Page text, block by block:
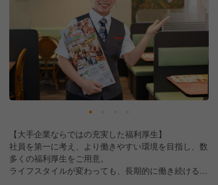
・接客が好きで、笑顔でお客様対応をできる方
・協調性があり、チームワークを大切にできる方
・コミュニケーション能力に自信のある方
【大手企業ならではの充実した福利厚生】
社員を第一に考え、より働きやすい環境を目指し、数
多くの福利厚生をご用意。
ライフスタイルが変わっても、長期的に働き続けるこ